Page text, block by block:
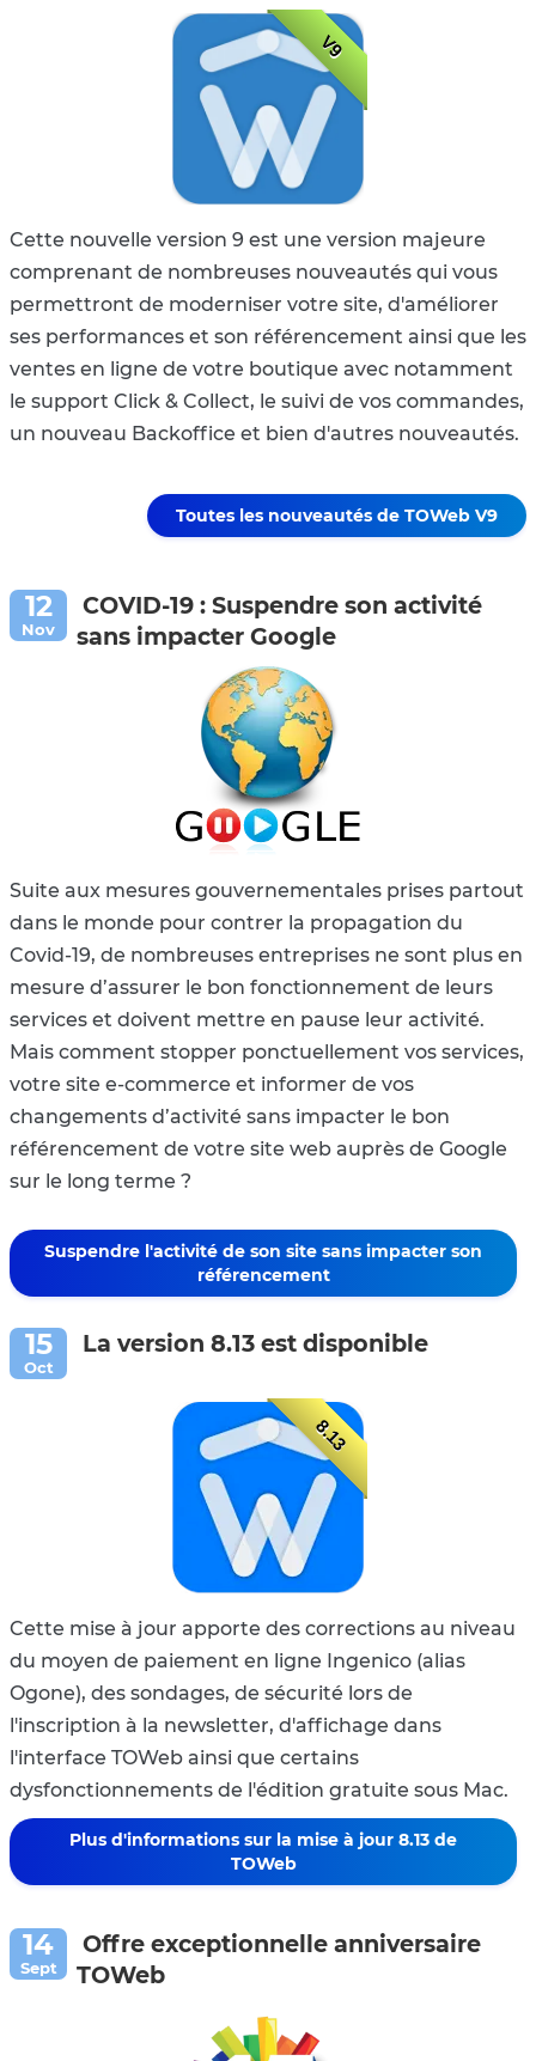
V9
Cette nouvelle version 9 est une version majeure
comprenant de nombreuses nouveautés qui vous
permettront de moderniser votre site, d'améliorer
ses performances et son référencement ainsi que les
ventes en ligne de votre boutique avec notamment
le support Click & Collect, le suivi de vos commandes,
un nouveau Backoffice et bien d'autres nouveautés.
Toutes les nouveautés de TOWeb V9
COVID-19 : Suspendre son activité
sans impacter Google
Suite aux mesures gouvernementales prises partout
dans le monde pour contrer la propagation du
Covid-19, de nombreuses entreprises ne sont plus en
mesure d’assurer le bon fonctionnement de leurs
services et doivent mettre en pause leur activité.
Mais comment stopper ponctuellement vos services,
votre site e-commerce et informer de vos
changements d’activité sans impacter le bon
référencement de votre site web auprès de Google
sur le long terme ?
Suspendre l'activité de son site sans impacter son
référencement
La version 8.13 est disponible
8.13
Cette mise à jour apporte des corrections au niveau
du moyen de paiement en ligne Ingenico (alias
Ogone), des sondages, de sécurité lors de
l'inscription à la newsletter, d'affichage dans
l'interface TOWeb ainsi que certains
dysfonctionnements de l'édition gratuite sous Mac.
Plus d'informations sur la mise à jour 8.13 de
TOWeb
Offre exceptionnelle anniversaire
TOWeb